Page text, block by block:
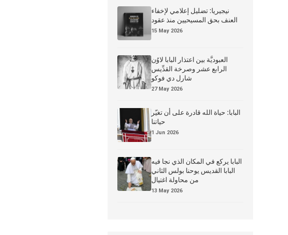
نيجيريا: تضليل إعلامي لإخفاء
العنف بحق المسيحيين منذ عقود
15 May 2026
العبوديَّة بين اعتذار البابا لاوُن
الرابع عشر وصرخة القدِّيس
شارل دي فوكو
27 May 2026
البابا: حياة الله قادرة على أن تغيّر
حياتنا
1 Jun 2026
البابا يركع في المكان الذي نجا فيه
البابا القديس يوحنا بولس الثاني
من محاولة اغتيال
13 May 2026